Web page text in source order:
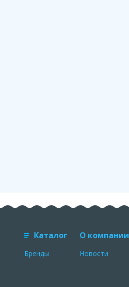
Каталог
Бренды
О компании
Новости